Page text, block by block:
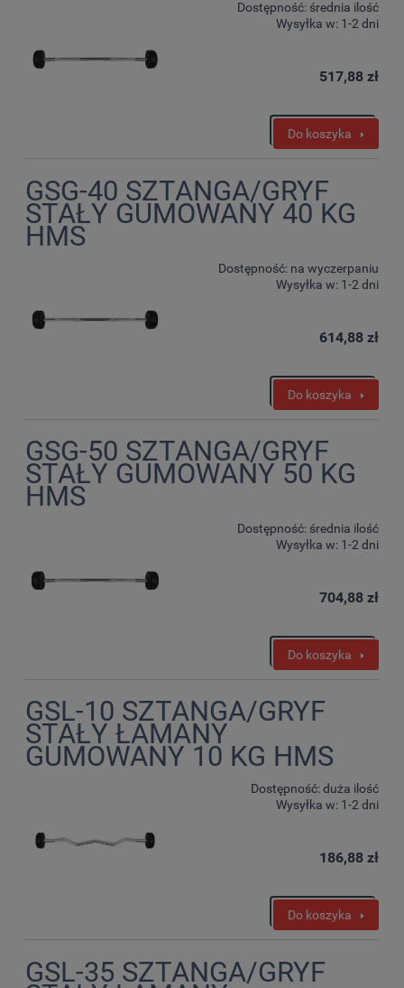
Dostępność: średnia ilość
Wysyłka w: 1-2 dni
517,88 zł
Do koszyka
GSG-40 SZTANGA/GRYF
STAŁY GUMOWANY 40 KG
HMS
Dostępność: na wyczerpaniu
Wysyłka w: 1-2 dni
614,88 zł
Do koszyka
GSG-50 SZTANGA/GRYF
STAŁY GUMOWANY 50 KG
HMS
Dostępność: średnia ilość
Wysyłka w: 1-2 dni
704,88 zł
Do koszyka
GSL-10 SZTANGA/GRYF
STAŁY ŁAMANY
GUMOWANY 10 KG HMS
Dostępność:duża ilość
Wysyłka w: 1-2 dni
186,88 zł
Do koszyka
GSL-35 SZTANGA/GRYF